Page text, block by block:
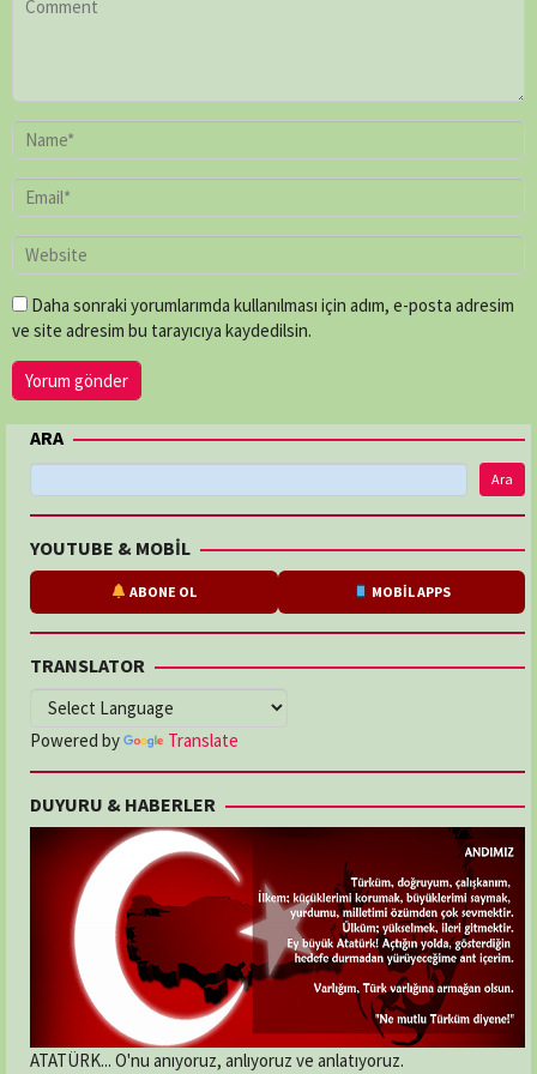
Peter
Chinn,
Shaun
Trevisick
Daha sonraki yorumlarımda kullanılması için adım, e-posta adresim
ve site adresim bu tarayıcıya kaydedilsin.
ARA
Ara
YOUTUBE & MOBİL
ABONE OL MOBİL APPS
TRANSLATOR
Powered by Translate
DUYURU & HABERLER
ATATÜRK... O'nu anıyoruz, anlıyoruz ve anlatıyoruz.